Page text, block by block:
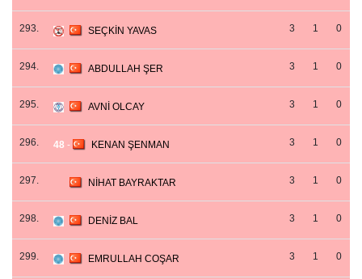
293. SEÇKİN YAVAS 3 1 0
294. ABDULLAH ŞER 3 1 0
295. AVNİ OLCAY 3 1 0
296. 48 - KENAN ŞENMAN 3 1 0
297. NİHAT BAYRAKTAR 3 1 0
298. DENİZ BAL 3 1 0
299. EMRULLAH COŞAR 3 1 0